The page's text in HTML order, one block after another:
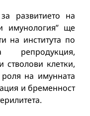
развитието на
имунология” ще
на института по
стволови клетки,
на имунната
и бременност